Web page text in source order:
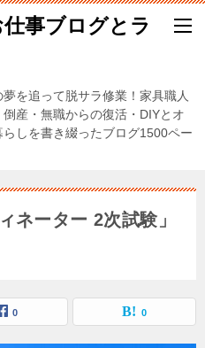
事ブログとラ
を追って脱サラ修業！家具職人
産・無職からの復活・DIYとオ
しを書き綴ったブログ1500ペー
ネーター 2次試験」
0 0